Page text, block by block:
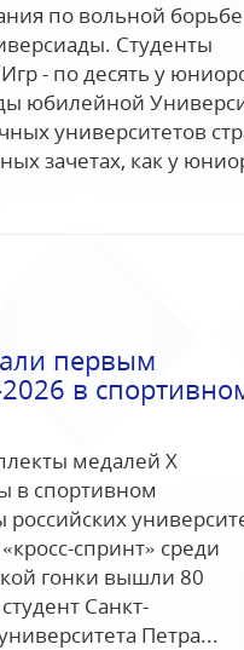
по вольной
Студенты
- по десять у
юбилейной
университетов
зачетах, как у
первым
в
медалей Х
в спортивном
спринт» среди
гонки вышли 80
Санкт-
Петра...